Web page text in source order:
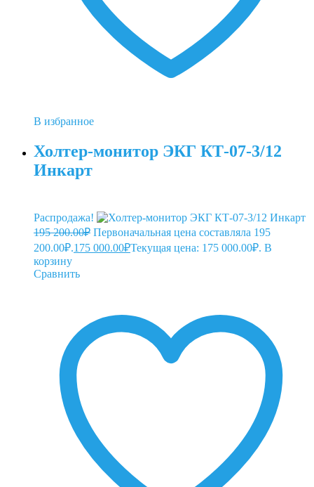
В избранное
Холтер-монитор ЭКГ КТ-07-3/12
Инкарт
Распродажа!
195 200.00₽ Первоначальная цена составляла 195
200.00₽.175 000.00₽Текущая цена: 175 000.00₽. В
корзину
Сравнить